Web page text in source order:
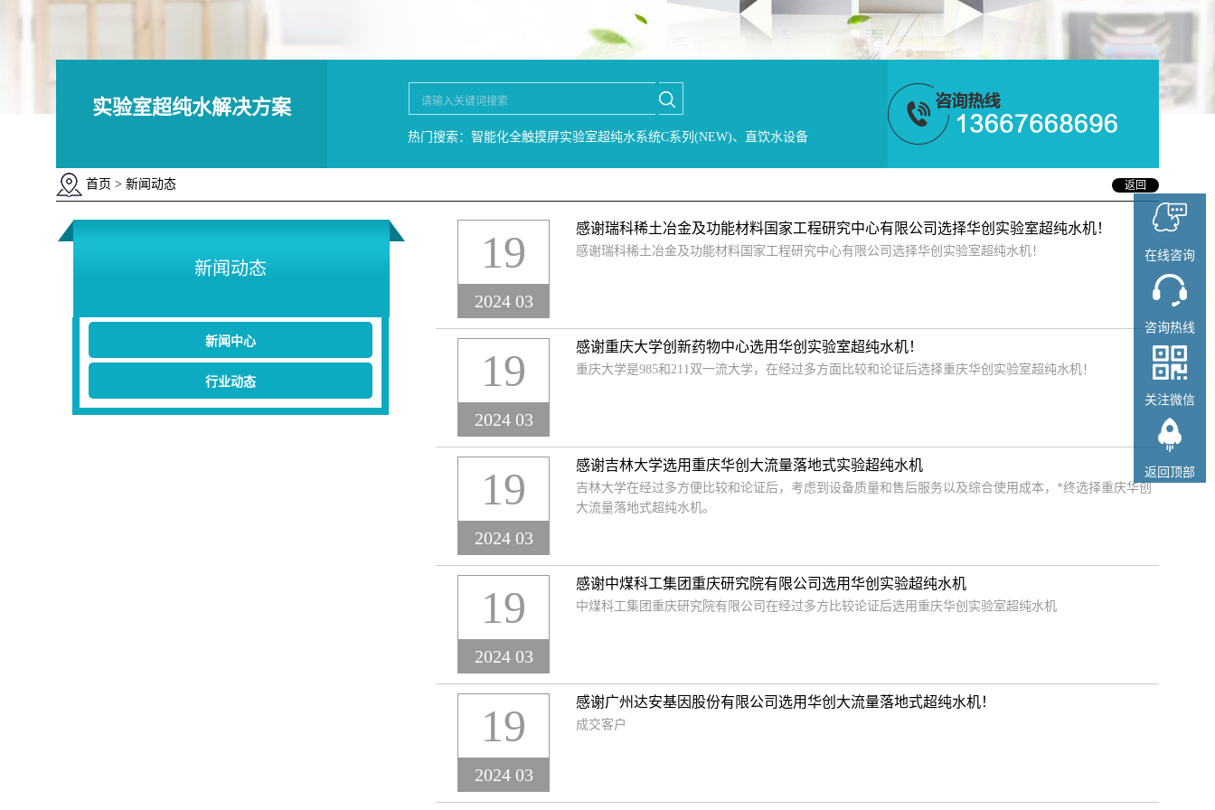
实验室超纯水解决方案
热门搜索：智能化全触摸屏实验室超纯水系统C系列(NEW)、直饮水设备
首页 > 新闻动态 返回
新闻动态
新闻中心
行业动态
19
2024 03
感谢瑞科稀土冶金及功能材料国家工程研究中心有限公司选择华创实验室超纯水机！
感谢瑞科稀土冶金及功能材料国家工程研究中心有限公司选择华创实验室超纯水机！
19
2024 03
感谢重庆大学创新药物中心选用华创实验室超纯水机！
重庆大学是985和211双一流大学，在经过多方面比较和论证后选择重庆华创实验室超纯水机！
19
2024 03
感谢吉林大学选用重庆华创大流量落地式实验超纯水机
吉林大学在经过多方便比较和论证后，考虑到设备质量和售后服务以及综合使用成本，*终选择重庆华创
大流量落地式超纯水机。
19
2024 03
感谢中煤科工集团重庆研究院有限公司选用华创实验超纯水机
中煤科工集团重庆研究院有限公司在经过多方比较论证后选用重庆华创实验室超纯水机
19
2024 03
感谢广州达安基因股份有限公司选用华创大流量落地式超纯水机！
成交客户
在线咨询
咨询热线
关注微信
返回顶部